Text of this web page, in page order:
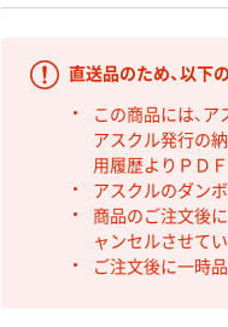
直送品のため、以下
この商品には、
アスクル発行の
用履歴よりＰＤ
アスクルのダン
商品のご注文後
ャンセルさせて
ご注文後に一時